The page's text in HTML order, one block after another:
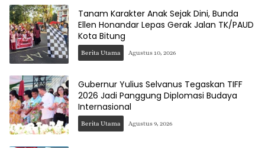
Tanam Karakter Anak Sejak Dini, Bunda
Ellen Honandar Lepas Gerak Jalan TK/PAUD
Kota Bitung
Berita Utama Agustus 10, 2026
Gubernur Yulius Selvanus Tegaskan TIFF
2026 Jadi Panggung Diplomasi Budaya
Internasional
Berita Utama Agustus 9, 2026